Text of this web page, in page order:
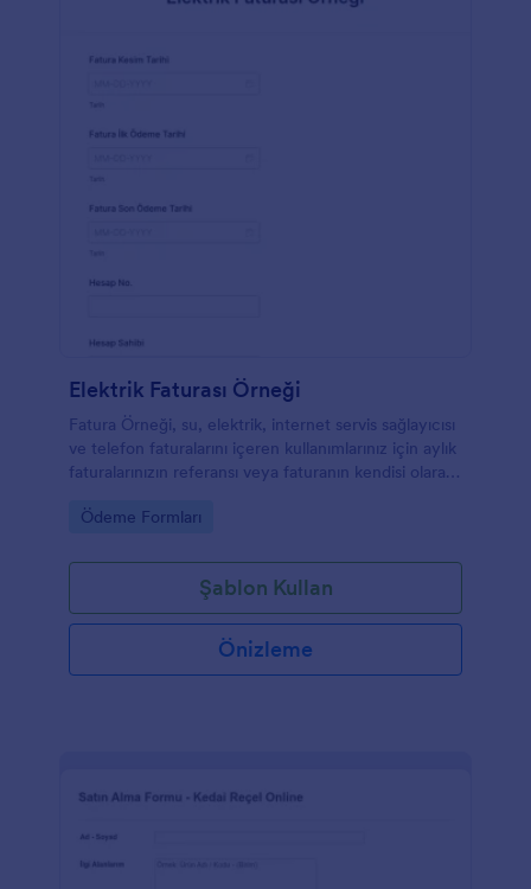
Elektrik Faturası Örneği
Fatura Örneği, su, elektrik, internet servis sağlayıcısı
ve telefon faturalarını içeren kullanımlarınız için aylık
faturalarınızın referansı veya faturanın kendisi olarak
takibini yapmanız ve aylık gelir gider hesabınızı
hesap numarası, hesap sahibinin adı, fatura tarihi,
fatura ödeme dönemi, geçmiş ve güncel borçlar, son
ödeme tarihi, kullanım detayı ve dikkat edilmesi
gereken bilgileri içerir. Bu PDF şablonu, kullanımları
tablo formatında görmeniz için Veri Tablosu
Güncelleme ve Hesaplama koşulunu da kullanıyor.
Go to Category:
Ödeme Formları
Şablon Kullan
Önizleme